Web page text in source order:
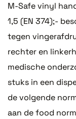
M-Safe vinyl
1,5 (EN 374);-
tegen
rechter en
medische
stuks in een
de volgende
aan de food